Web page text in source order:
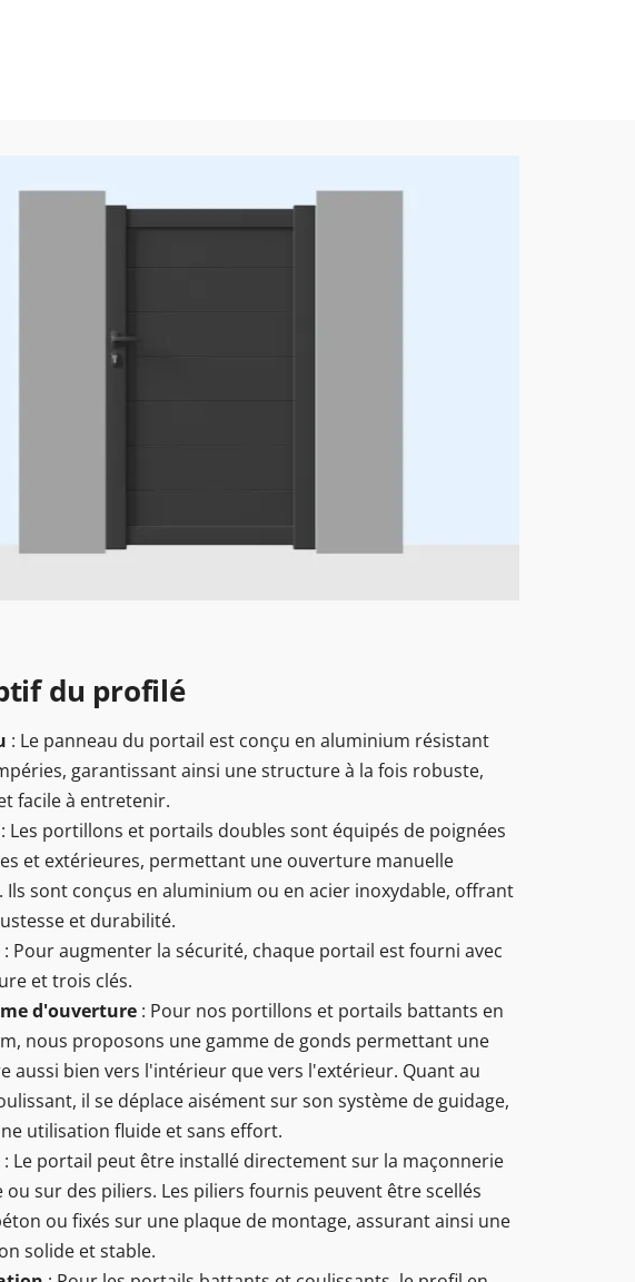
du profilé
: Le panneau du portail est conçu en aluminium résistant
garantissant ainsi une structure à la fois robuste,
facile à entretenir.
: Les portillons et portails doubles sont équipés de poignées
et extérieures, permettant une ouverture manuelle
Ils sont conçus en aluminium ou en acier inoxydable, offrant
et durabilité.
: Pour augmenter la sécurité, chaque portail est fourni avec
et trois clés.
d'ouverture : Pour nos portillons et portails battants en
nous proposons une gamme de gonds permettant une
aussi bien vers l'intérieur que vers l'extérieur. Quant au
il se déplace aisément sur son système de guidage,
utilisation fluide et sans effort.
: Le portail peut être installé directement sur la maçonnerie
ou sur des piliers. Les piliers fournis peuvent être scellés
ou fixés sur une plaque de montage, assurant ainsi une
solide et stable.